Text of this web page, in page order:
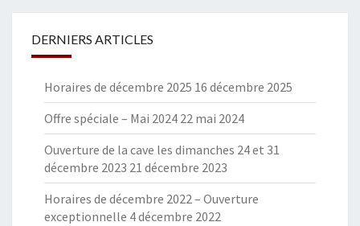
DERNIERS ARTICLES
Horaires de décembre 2025 16 décembre 2025
Offre spéciale – Mai 2024 22 mai 2024
Ouverture de la cave les dimanches 24 et 31
décembre 2023 21 décembre 2023
Horaires de décembre 2022 – Ouverture
exceptionnelle 4 décembre 2022